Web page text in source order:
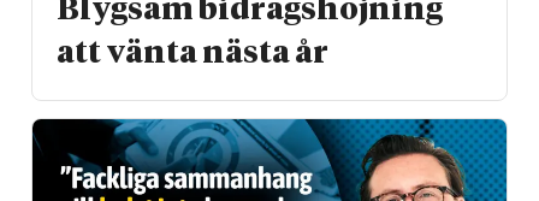
Blygsam bidrags­höjning
att vänta nästa år